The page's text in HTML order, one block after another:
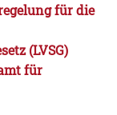
für die
(LVSG)
für